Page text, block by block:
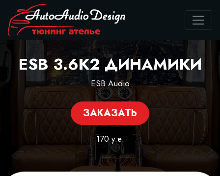
ESB 3.6K2 ДИНАМИКИ
ESB Audio
ЗАКАЗАТЬ
170 у.е.